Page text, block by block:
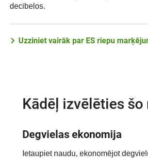
decibelos.
Uzziniet vairāk par ES riepu
Kādēļ izvēlēties šo
Degvielas ekonomija
Ietaupiet naudu, ekonomējot